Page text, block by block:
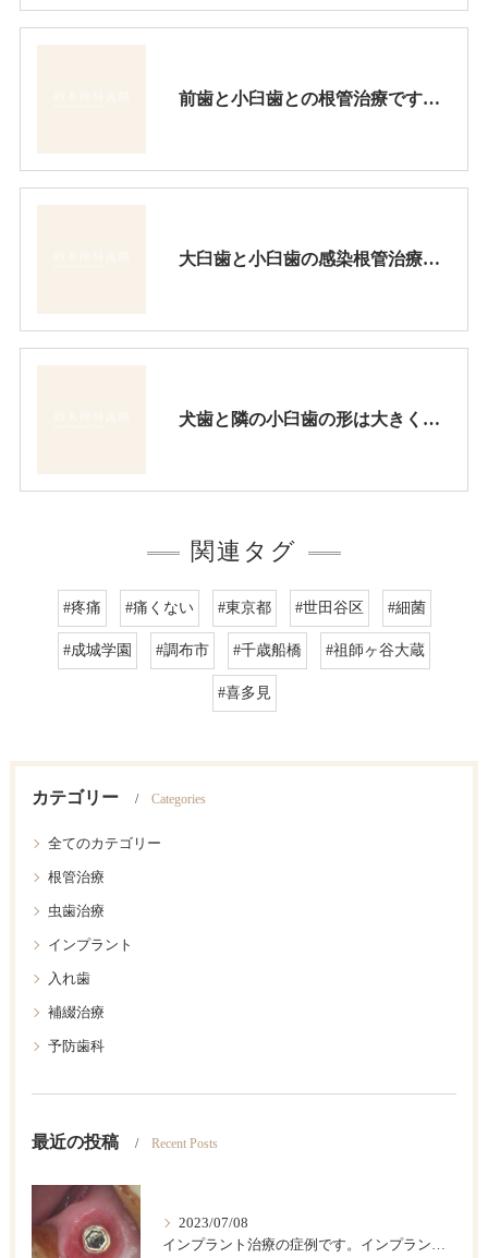
前歯と小臼歯との根管治療です。それぞれの根管内に虫歯の細菌が侵入し、ここが格好の細菌培養地になり、腫れたり顎の骨が炎症を起こしていました。
大臼歯と小臼歯の感染根管治療を順番に行った症例です。
犬歯と隣の小臼歯の形は大きく異なるのでここは細菌の好発地になり易い所です。その為ここに虫歯の発生が良く見られます。
関連タグ
#疼痛 #痛くない #東京都 #世田谷区 #細菌
#成城学園 #調布市 #千歳船橋 #祖師ヶ谷大蔵
#喜多見
カテゴリー Categories
全てのカテゴリー
根管治療
虫歯治療
インプラント
入れ歯
補綴治療
予防歯科
最近の投稿 Recent Posts
2023/07/08
インプラント治療の症例です。インプラントは歯が欠損した後のベストの治療法です。